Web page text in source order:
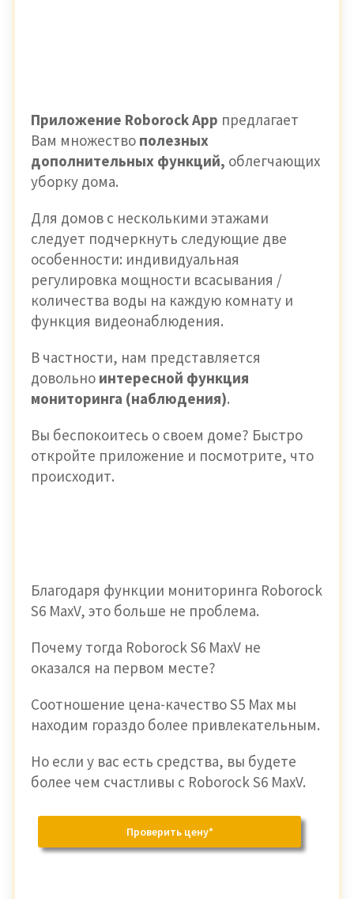
Приложение Roborock Арр предлагает
Вам множество полезных
дополнительных функций, облегчающих
уборку дома.
Для домов с несколькими этажами
следует подчеркнуть следующие две
особенности: индивидуальная
регулировка мощности всасывания /
количества воды на каждую комнату и
функция видеонаблюдения.
В частности, нам представляется
довольно интересной функция
мониторинга (наблюдения).
Вы беспокоитесь о своем доме? Быстро
откройте приложение и посмотрите, что
происходит.
Благодаря функции мониторинга Roborock
S6 MaxV, это больше не проблема.
Почему тогда Roborock S6 MaxV не
оказался на первом месте?
Соотношение цена-качество S5 Max мы
находим гораздо более привлекательным.
Но если у вас есть средства, вы будете
более чем счастливы с Roborock S6 MaxV.
Проверить цену*